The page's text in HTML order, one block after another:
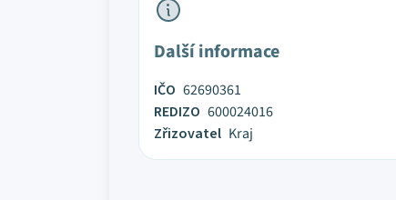
Další informace
IČO 62690361
REDIZO 600024016
Zřizovatel Kraj